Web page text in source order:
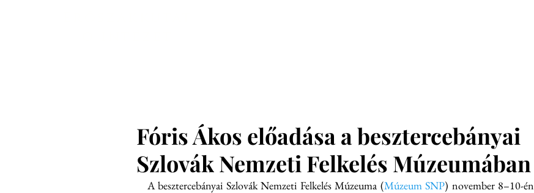
Fóris Ákos előadása a besztercebányai
Szlovák Nemzeti Felkelés Múzeumában
A besztercebányai Szlovák Nemzeti Felkelés Múzeuma (Múzeum SNP) november 8–10-én